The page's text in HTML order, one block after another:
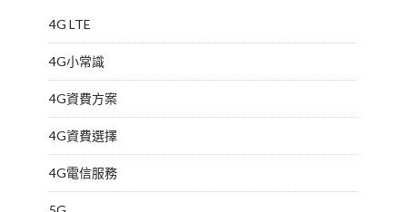
4G LTE
4G小常識
4G資費方案
4G資費選擇
4G電信服務